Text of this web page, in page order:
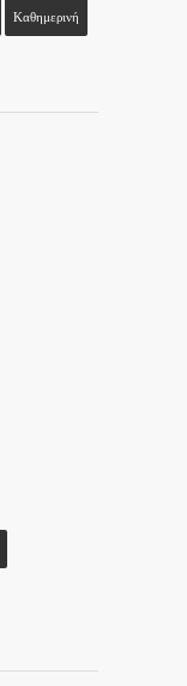
Καθημερινή